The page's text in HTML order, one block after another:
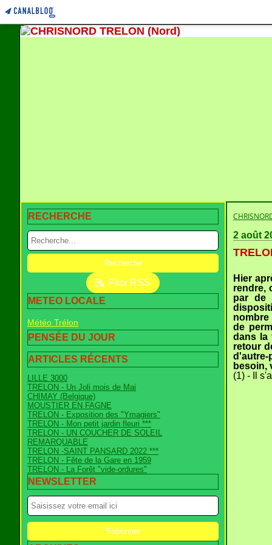
RECHERCHE
Flux RSS
METEO LOCALE
Météo Trélon
PENSÉE DU JOUR
ARTICLES RÉCENTS
LILLE 3000
TRELON - Un Joli mois de Mai
CHIMAY (Belgique)
MOUSTIER EN FAGNE
TRELON - Exposition des "Ymagiers"
TRELON - Mon petit jardin fleuri ***
TRELON - UN COUCHER DE SOLEIL
REMARQUABLE
TRELON -SAINT PANSARD 2022 ***
TRELON - Fête de la Gare en 1959
TRELON - La Forêt "vide-ordures"
NEWSLETTER
2 août
Hier
rendre,
par de
de
dans la
retour
besoin,
(1) - Il